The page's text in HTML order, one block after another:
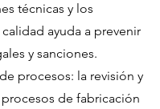
técnicas y los
ayuda a prevenir
y sanciones.
procesos: la revisión y
de fabricación